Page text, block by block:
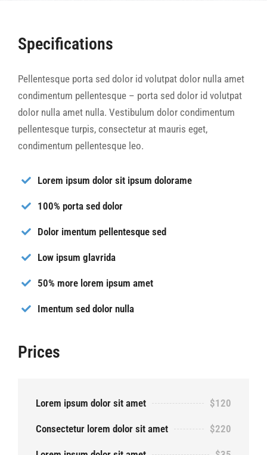
Specifications
Pellentesque porta sed dolor id volutpat dolor nulla amet
condimentum pellentesque – porta sed dolor id volutpat
dolor nulla amet nulla. Vestibulum dolor condimentum
pellentesque turpis, consectetur at mauris eget,
condimentum pellentesque leo.
Lorem ipsum dolor sit ipsum dolorame
100% porta sed dolor
Dolor imentum pellentesque sed
Low ipsum glavrida
50% more lorem ipsum amet
Imentum sed dolor nulla
Prices
Lorem ipsum dolor sit amet $120
Consectetur lorem dolor sit amet $220